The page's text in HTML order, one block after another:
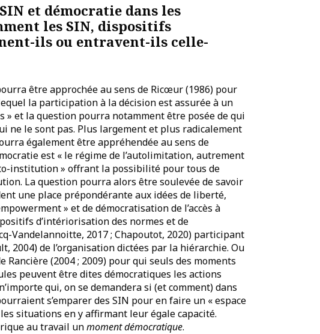
et démocratie dans les
les SIN, dispositifs
ils ou entravent-ils celle-
être approchée au sens de Ricœur (1986) pour
la participation à la décision est assurée à un
» et la question pourra notamment être posée de qui
ne le sont pas. Plus largement et plus radicalement
également être appréhendée au sens de
est « le régime de l’autolimitation, autrement
institution » offrant la possibilité pour tous de
La question pourra alors être soulevée de savoir
une place prépondérante aux idées de liberté,
» et de démocratisation de l’accès à
d’intériorisation des normes et de
Vandelannoitte, 2017 ; Chapoutot, 2020) participant
2004) de l’organisation dictées par la hiérarchie. Ou
(2004 ; 2009) pour qui seuls des moments
peuvent être dites démocratiques les actions
qui, on se demandera si (et comment) dans
s’emparer des SIN pour en faire un « espace
situations en y affirmant leur égale capacité.
au travail unmoment démocratique.